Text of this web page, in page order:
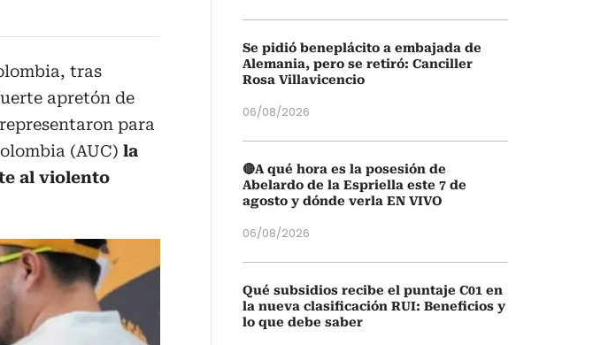
tras
apretón de
para
(AUC) la
al violento
Se pidió beneplácito a embajada de
Alemania, pero se retiró: Canciller
Rosa Villavicencio
06/08/2026
🔴A qué hora es la posesión de
Abelardo de la Espriella este 7 de
agosto y dónde verla EN VIVO
06/08/2026
Qué subsidios recibe el puntaje C01 en
la nueva clasificación RUI: Beneficios y
lo que debe saber